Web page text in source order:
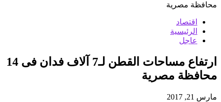
محافظة مصرية
اقتصاد
الرئيسية
عاجل
ارتفاع مساحات القطن لـ7 آلاف فدان فى 14
محافظة مصرية
مارس 21, 2017